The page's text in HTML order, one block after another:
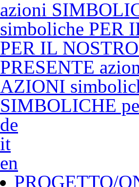
azioni
simboliche PER
PER IL
PRESENTE
AZIONI
SIMBOLICHE
de
it
en
PROGETTO/